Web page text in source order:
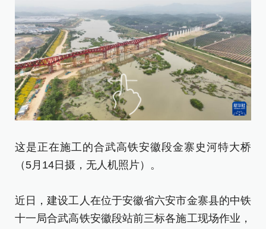
这是正在施工的合武高铁安徽段金寨史河特大桥
（5月14日摄，无人机照片）。
近日，建设工人在位于安徽省六安市金寨县的中铁
十一局合武高铁安徽段站前三标各施工现场作业，